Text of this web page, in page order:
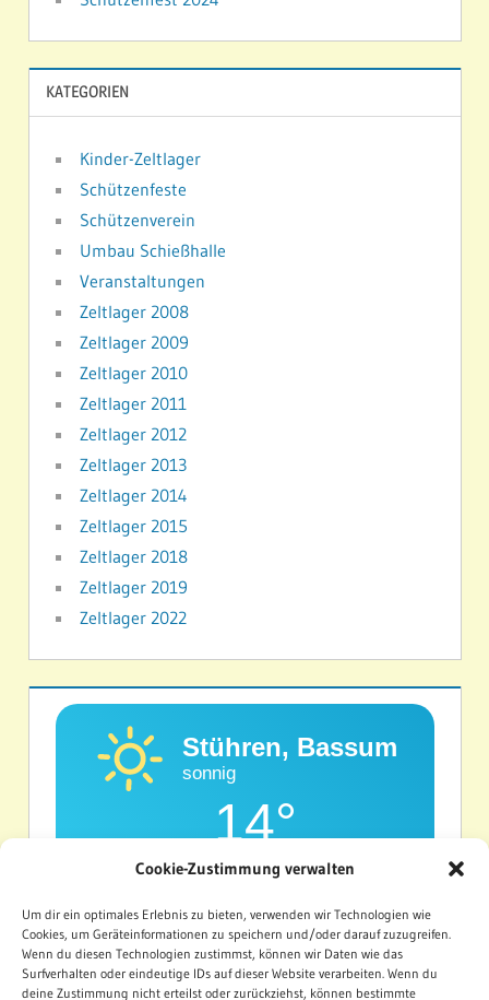
Cookie-Zustimmung verwalten
Um dir ein optimales Erlebnis zu bieten, verwenden wir Technologien wie
Cookies, um Geräteinformationen zu speichern und/oder darauf zuzugreifen.
Wenn du diesen Technologien zustimmst, können wir Daten wie das
Surfverhalten oder eindeutige IDs auf dieser Website verarbeiten. Wenn du
deine Zustimmung nicht erteilst oder zurückziehst, können bestimmte
KATEGORIEN
Kinder-Zeltlager
Schützenfeste
Schützenverein
Umbau Schießhalle
Veranstaltungen
Zeltlager 2008
Zeltlager 2009
Zeltlager 2010
Zeltlager 2011
Zeltlager 2012
Zeltlager 2013
Zeltlager 2014
Zeltlager 2015
Zeltlager 2018
Zeltlager 2019
Zeltlager 2022
Stühren, Bassum
sonnig
14°
Feuchtigkeit
68%
Windgeschwindigkeit
11.9Km/h
SON MON DIE